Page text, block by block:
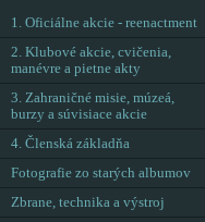
1. Oficiálne akcie - reenactment
2. Klubové akcie, cvičenia,
manévre a pietne akty
3. Zahraničné misie, múzeá,
burzy a súvisiace akcie
4. Členská základňa
Fotografie zo starých albumov
Zbrane, technika a výstroj